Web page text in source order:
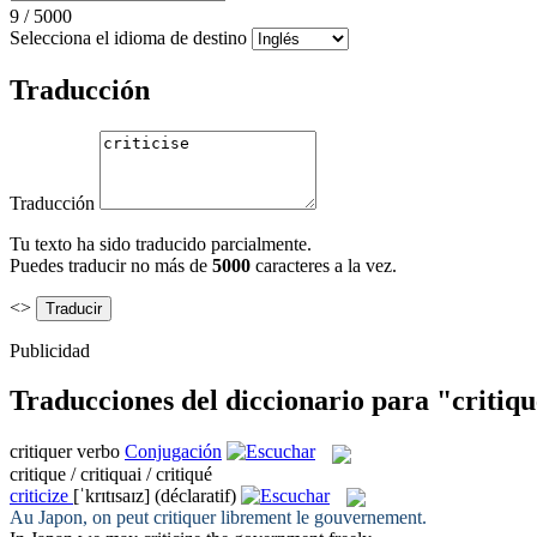
9 / 5000
Selecciona el idioma de destino
Traducción
Traducción
Tu texto ha sido traducido parcialmente.
Puedes traducir no más de 5000 caracteres a la vez.
<>
Publicidad
Traducciones del diccionario para
critiquer verbo Conjugación
critique / critiquai / critiqué
criticize [ˈkrɪtɪsaɪz] (déclaratif)
Au Japon, on peut critiquerlibrement le gouvernement.